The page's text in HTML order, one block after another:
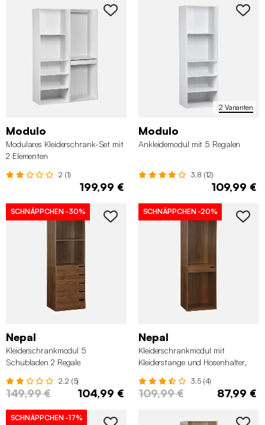
Modulo
Modulares Kleiderschrank-Set mit
2 Elementen
2 (1)
199,99 €
2 Varianten
Modulo
Ankleidemodul mit 5 Regalen
3.8 (12)
109,99 €
SCHNÄPPCHEN -30%
Nepal
Kleiderschrankmodul 5
Schubladen 2 Regale
2.2 (5)
149,99 € 104,99 €
SCHNÄPPCHEN -20%
Nepal
Kleiderschrankmodul mit
Kleiderstange und Hosenhalter,
3.5 (4)
109,99 € 87,99 €
SCHNÄPPCHEN -17%